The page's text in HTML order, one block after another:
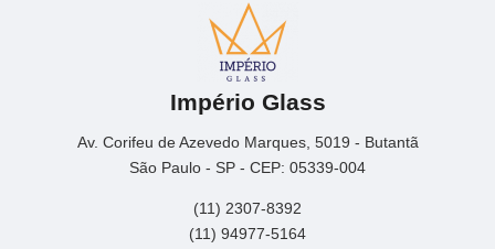
Império Glass
Av. Corifeu de Azevedo Marques, 5019 - Butantã
São Paulo - SP - CEP: 05339-004
(11) 2307-8392
(11) 94977-5164